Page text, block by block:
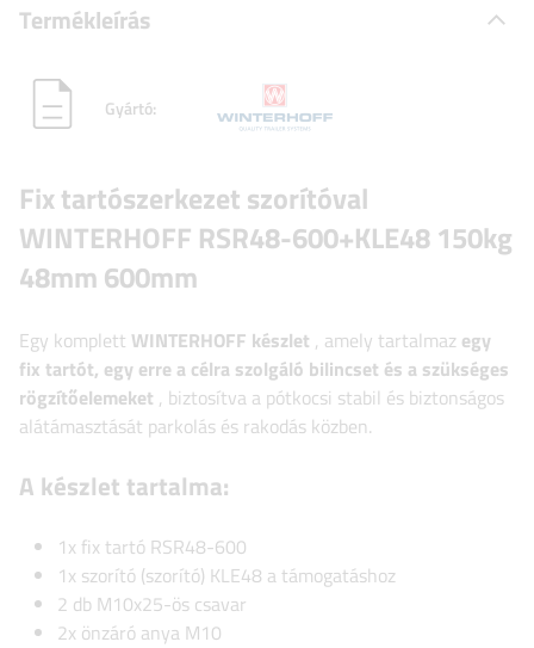
Termékleírás
Gyártó:
Fix tartószerkezet szorítóval
WINTERHOFF RSR48-600+KLE48 150kg
48mm 600mm
Egy komplett WINTERHOFF készlet , amely tartalmaz egy
fix tartót, egy erre a célra szolgáló bilincset és a szükséges
rögzítőelemeket , biztosítva a pótkocsi stabil és biztonságos
alátámasztását parkolás és rakodás közben.
A készlet tartalma:
1x fix tartó RSR48-600
1x szorító (szorító) KLE48 a támogatáshoz
2 db M10x25-ös csavar
2x önzáró anya M10